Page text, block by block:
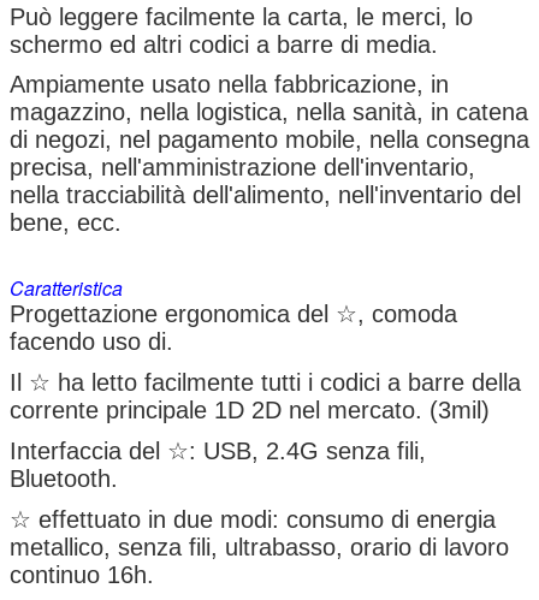
Può leggere facilmente la carta, le merci, lo
schermo ed altri codici a barre di media.
Ampiamente usato nella fabbricazione, in
magazzino, nella logistica, nella sanità, in catena
di negozi, nel pagamento mobile, nella consegna
precisa, nell'amministrazione dell'inventario,
nella tracciabilità dell'alimento, nell'inventario del
bene, ecc.
Caratteristica
Progettazione ergonomica del ☆, comoda
facendo uso di.
Il ☆ ha letto facilmente tutti i codici a barre della
corrente principale 1D 2D nel mercato. (3mil)
Interfaccia del ☆: USB, 2.4G senza fili,
Bluetooth.
☆ effettuato in due modi: consumo di energia
metallico, senza fili, ultrabasso, orario di lavoro
continuo 16h.